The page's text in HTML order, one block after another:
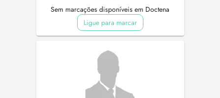
Sem marcações disponíveis em Doctena
Ligue para marcar